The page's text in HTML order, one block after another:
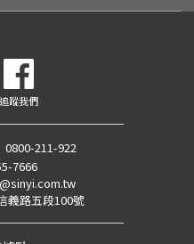
追蹤我們
0800-211-922
7666
義路五段100號